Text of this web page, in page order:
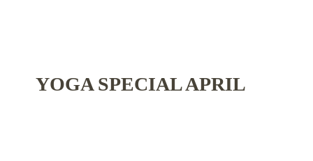
YOGA SPECIAL APRIL